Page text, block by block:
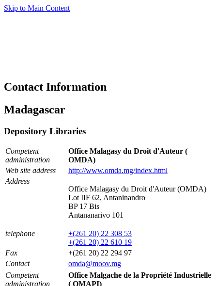
Skip to Main Content
Contact Information
Madagascar
Depository Libraries
Competent
administration
Office Malagasy du Droit d'Auteur (
OMDA)
Web site address
http://www.omda.mg/index.html
Address
Office Malagasy du Droit d'Auteur (OMDA)
Lot IIF 62, Antaninandro
BP 17 Bis
Antananarivo 101
telephone
+(261 20) 22 308 53
+(261 20) 22 610 19
Fax
+(261 20) 22 294 97
Contact
omda@moov.mg
Competent
administration
Office Malgache de la Propriété Industrielle
( OMAPI)